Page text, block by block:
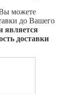
Вы можете
до Вашего
является
доставки